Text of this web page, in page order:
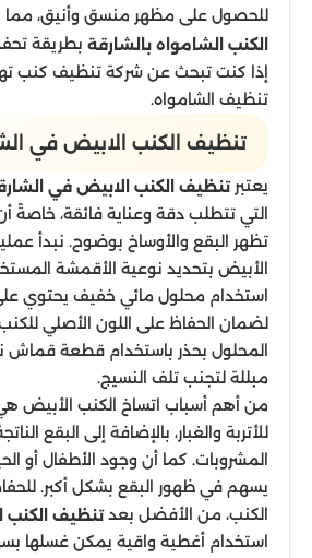
للحصول على مظهر منسق وأنيق،
الكنب الشامواه بالشارقة بطريقة
إذا كنت تبحث عن شركة تنظيف كنب
تنظيف الشامواه.
تنظيف الكنب الابيض​ في
يعتبرتنظيف الكنب الابيض في
التي تتطلب دقة وعناية فائقة، خاصةً أن
تظهر البقع والأوساخ بوضوح. نبدأ
الأبيض بتحديد نوعية الأقمشة
استخدام محلول مائي خفيف يحتوي
لضمان الحفاظ على اللون الأصلي
المحلول بحذر باستخدام قطعة قماش
مبللة لتجنب تلف النسيج.
من أهم أسباب اتساخ الكنب الأبيض هي
للأتربة والغبار، بالإضافة إلى البقع
المشروبات. كما أن وجود الأطفال أو
يسهم في ظهور البقع بشكل أكبر.
الكنب، من الأفضل بعدتنظيف الكنب
استخدام أغطية واقية يمكن غسلها